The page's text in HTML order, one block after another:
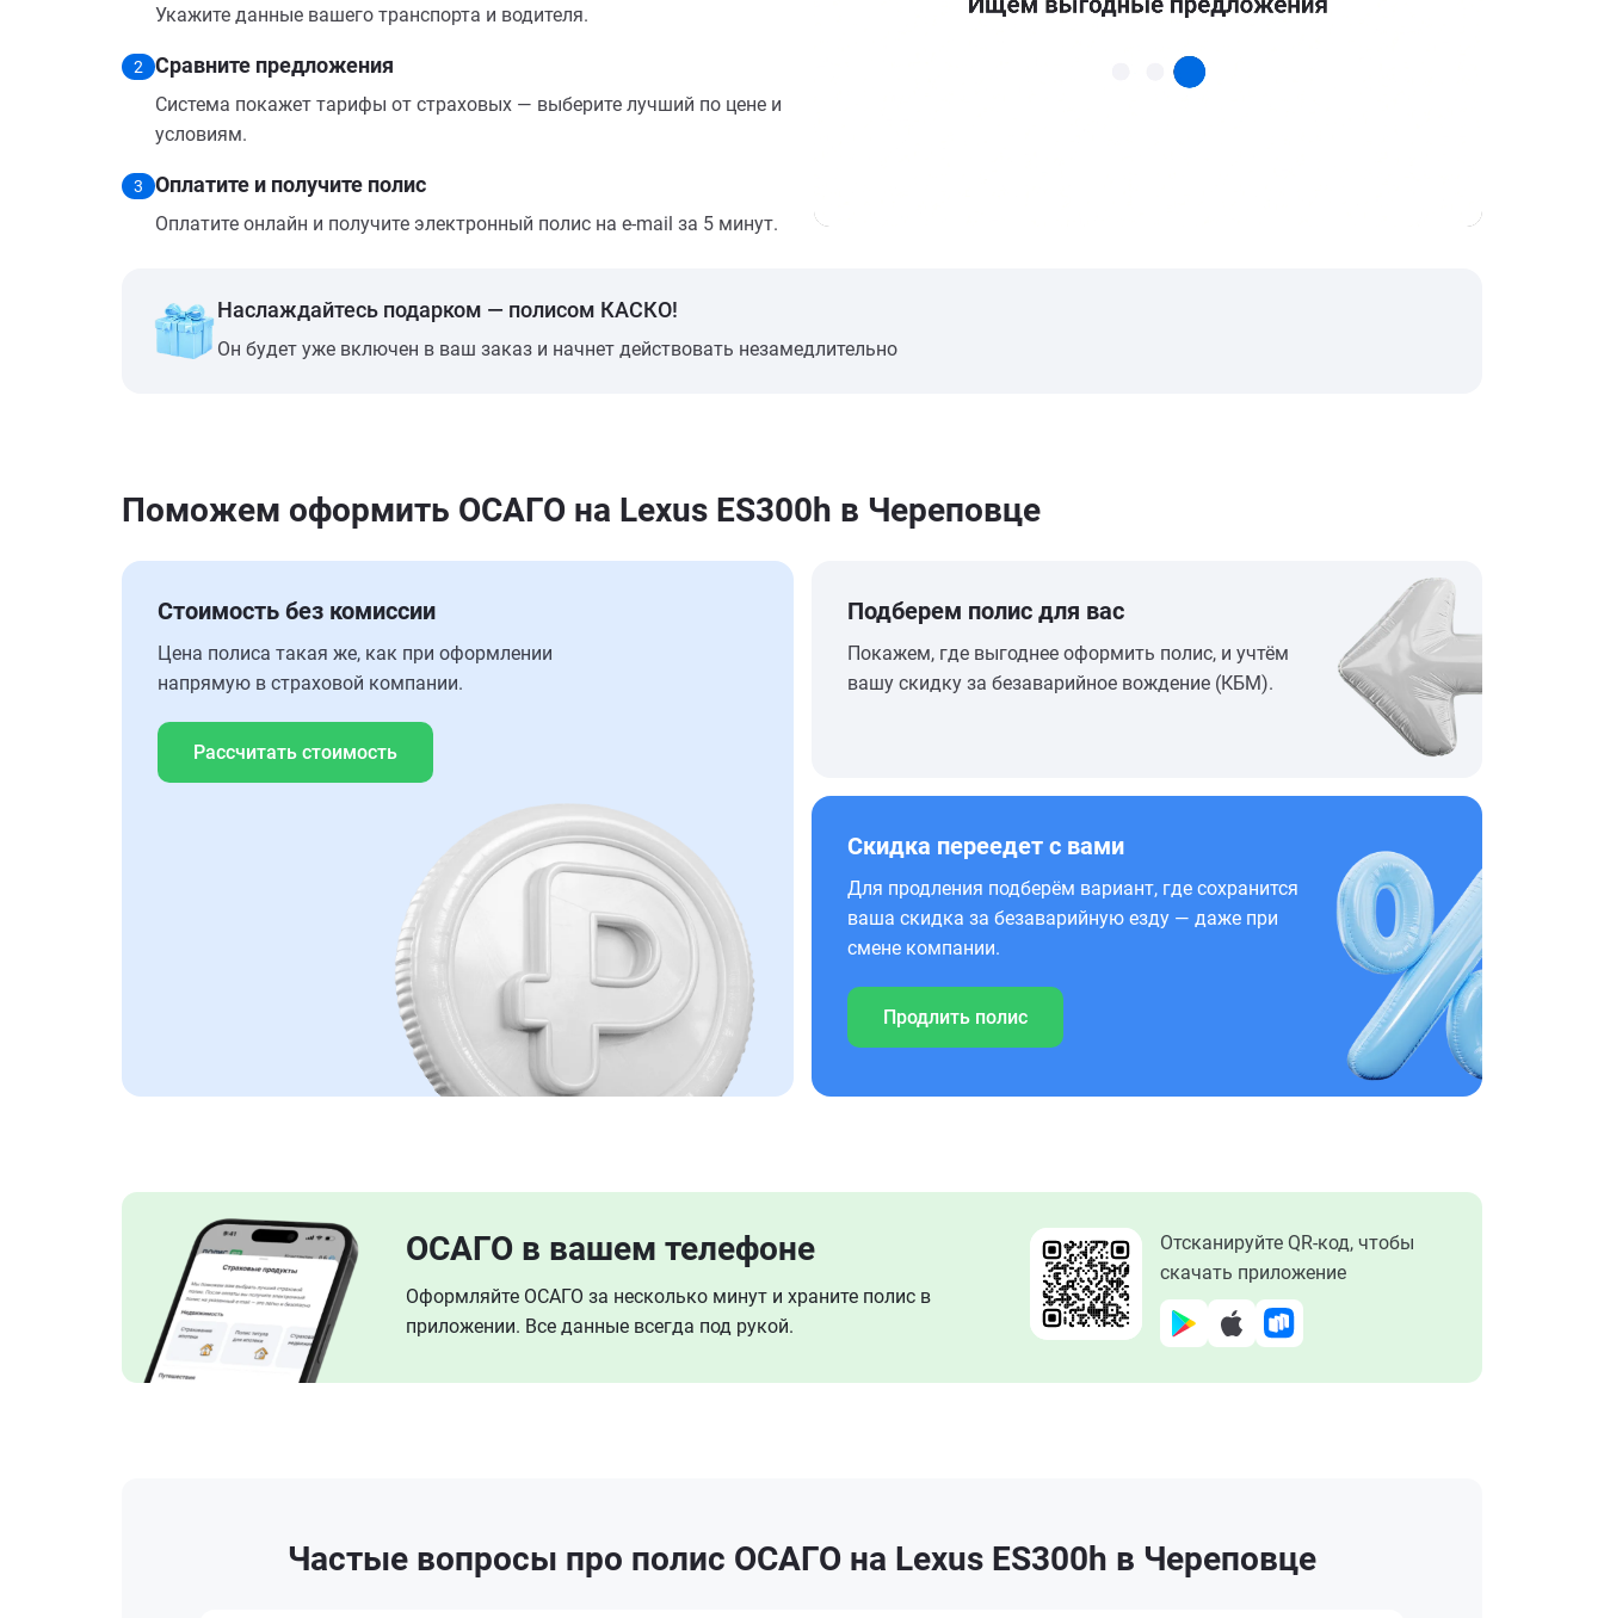
Укажите данные вашего транспорта и водителя.
2 Сравните предложения
Система покажет тарифы от страховых — выберите лучший по цене и
условиям.
3 Оплатите и получите полис
Оплатите онлайн и получите электронный полис на e-mail за 5 минут.
Наслаждайтесь подарком — полисом КАСКО!
Он будет уже включен в ваш заказ и начнет действовать незамедлительно
Поможем оформить ОСАГО на Lexus ES300h в Череповце
Стоимость без комиссии
Цена полиса такая же, как при оформлении
напрямую в страховой компании.
Рассчитать стоимость
Подберем полис для вас
Покажем, где выгоднее оформить полис, и учтём
вашу скидку за безаварийное вождение (КБМ).
Скидка переедет с вами
Для продления подберём вариант, где сохранится
ваша скидка за безаварийную езду — даже при
смене компании.
Продлить полис
ОСАГО в вашем телефоне
Оформляйте ОСАГО за несколько минут и храните полис в
приложении. Все данные всегда под рукой.
Отсканируйте QR-код, чтобы
скачать приложение
Частые вопросы про полис ОСАГО на Lexus ES300h в Череповце